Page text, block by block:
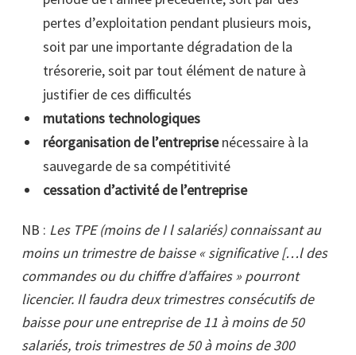
pertes d’exploitation pendant plusieurs mois,
soit par une importante dégradation de la
trésorerie, soit par tout élément de nature à
justifier de ces difficultés
mutations technologiques
réorganisation de l’entreprisenécessaire à la
sauvegarde de sa compétitivité
cessation d’activité de l’entreprise
NB : Les TPE (moins de I l salariés) connaissant au
moins un trimestre de baisse « significative […l des
commandes ou du chiffre d’affaires » pourront
licencier. Il faudra deux trimestres consécutifs de
baisse pour une entreprise de 11 à moins de 50
salariés, trois trimestres de 50 à moins de 300